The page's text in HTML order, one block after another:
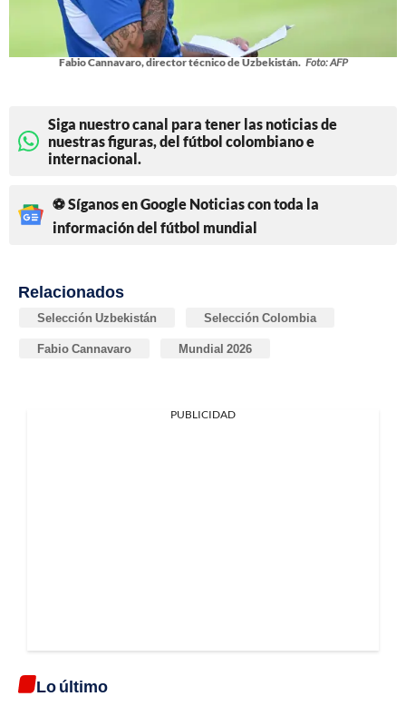
Fabio Cannavaro, director técnico de Uzbekistán. Foto: AFP
Siga nuestro canal para tener las noticias de
nuestras figuras, del fútbol colombiano e
internacional.
⚽ Síganos en Google Noticias con toda la
información del fútbol mundial
Relacionados
Selección Uzbekistán Selección Colombia
Fabio Cannavaro Mundial 2026
PUBLICIDAD
Lo último